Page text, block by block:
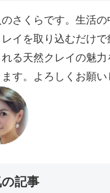
さくらです。生活
イを取り込むだけで
る天然クレイの魅力
す。よろしくお願い
の記事